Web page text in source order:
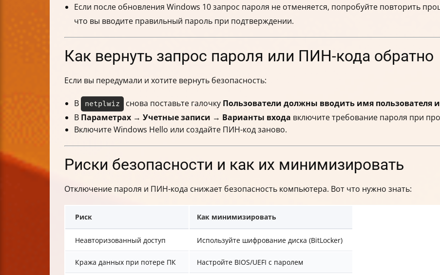
Если после обновления Windows 10 запрос пароля не отменяется, попробуйте повторить
что вы вводите правильный пароль при подтверждении.
Как вернуть запрос пароля или ПИН-кода обратно
Если вы передумали и хотите вернуть безопасность:
В netplwiz снова поставьте галочку Пользователи должны вводить имя пользователя
В Параметрах → Учетные записи → Варианты входа включите требование пароля при
Включите Windows Hello или создайте ПИН-код заново.
Риски безопасности и как их минимизировать
Отключение пароля и ПИН-кода снижает безопасность компьютера. Вот что нужно знать:
Риск Как минимизировать
Неавторизованный доступ Используйте шифрование диска (BitLocker)
Кража данных при потере ПК Настройте BIOS/UEFI с паролем